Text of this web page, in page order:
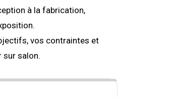
à la fabrication,
vos contraintes et
sur salon.